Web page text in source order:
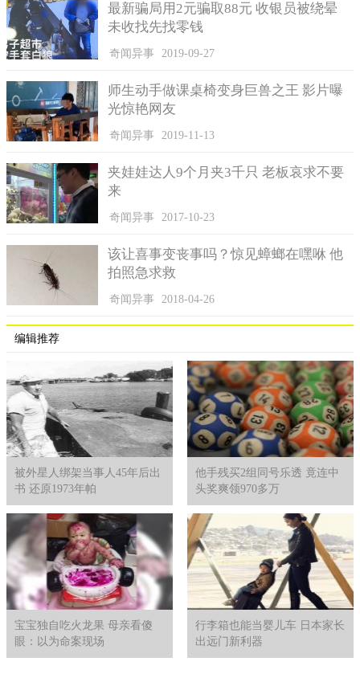
最新骗局用2元骗取88元 收银员被绕晕
未收找先找零钱
奇闻异事 2019-09-27
师生动手做课桌椅变身巨兽之王 影片曝
光惊艳网友
奇闻异事 2019-11-13
夹娃娃达人9个月夹3千只 老板哀求不要
来
奇闻异事 2017-10-23
该让喜事变丧事吗？惊见蟑螂在嘿咻 他
拍照急求救
奇闻异事 2018-04-26
编辑推荐
被外星人绑架当事人45年后出
书 还原1973年帕
他手残买2组同号乐透 竟连中
头奖爽领970多万
宝宝独自吃火龙果 母亲看傻
眼：以为命案现场
行李箱也能当婴儿车 日本家长
出远门新利器